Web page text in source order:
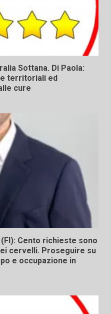
Sottana. Di Paola:
territoriali ed
cure
Cento richieste sono
cervelli. Proseguire su
e occupazione in